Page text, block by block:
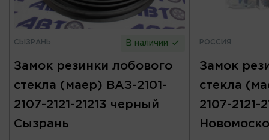
СЫЗРАНЬ В наличии
Замок резинки лобового
стекла (маер) ВАЗ-2101-
2107-2121-21213 черный
Сызрань
РОССИЯ
Замок
стекла
2107-2121-